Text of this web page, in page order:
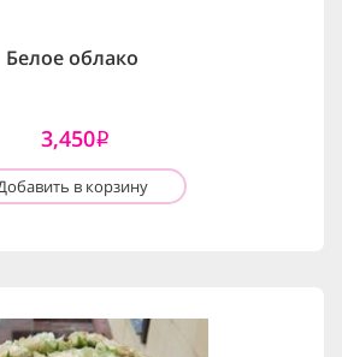
Белое облако
3,450i
в корзину